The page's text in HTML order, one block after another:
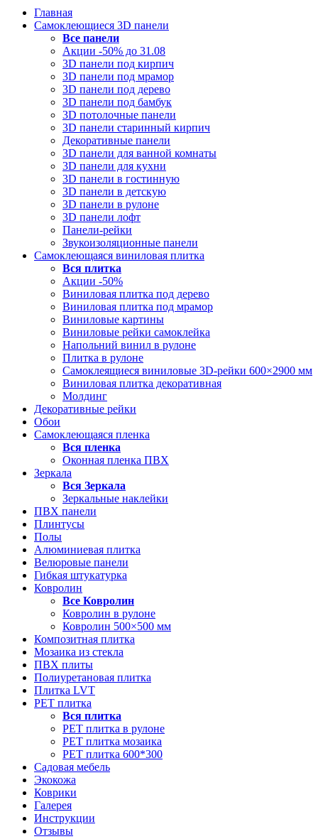
Главная
Самоклеющиеся 3D панели
Все панели
Акции -50% до 31.08
3D панели под кирпич
3D панели под мрамор
3D панели под дерево
3D панели под бамбук
3D потолочные панели
3D панели старинный кирпич
Декоративные панели
3D панели для ванной комнаты
3D панели для кухни
3D панели в гостинную
3D панели в детскую
3D панели в рулоне
3D панели лофт
Панели-рейки
Звукоизоляционные панели
Самоклеющаяся виниловая плитка
Вся плитка
Акции -50%
Виниловая плитка под дерево
Виниловая плитка под мрамор
Виниловые картины
Виниловые рейки самоклейка
Напольний винил в рулоне
Плитка в рулоне
Самоклеящиеся виниловые 3D‑рейки 600×2900 мм
Виниловая плитка декоративная
Молдинг
Декоративные рейки
Обои
Самоклеющаяся пленка
Вся пленка
Оконная пленка ПВХ
Зеркала
Вся Зеркала
Зеркальные наклейки
ПВХ панели
Плинтусы
Полы
Алюминиевая плитка
Велюровые панели
Гибкая штукатурка
Ковролин
Все Ковролин
Ковролин в рулоне
Ковролин 500×500 мм
Композитная плитка
Мозаика из стекла
ПВХ плиты
Полиуретановая плитка
Плитка LVT
РЕТ плитка
Вся плитка
РЕТ плитка в рулоне
РЕТ плитка мозаика
РЕТ плитка 600*300
Садовая мебель
Экокожа
Коврики
Галерея
Инструкции
Отзывы